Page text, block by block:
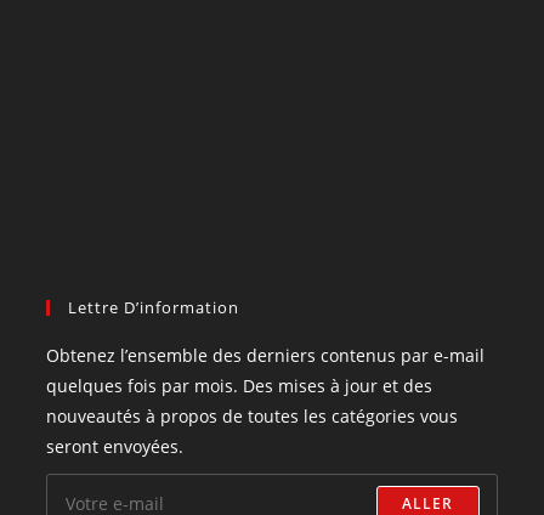
Lettre D’information
Obtenez l’ensemble des derniers contenus par e-mail
quelques fois par mois. Des mises à jour et des
nouveautés à propos de toutes les catégories vous
seront envoyées.
ALLER